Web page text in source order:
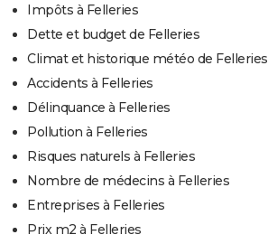
Impôts à Felleries
Dette et budget de Felleries
Climat et historique météo de Felleries
Accidents à Felleries
Délinquance à Felleries
Pollution à Felleries
Risques naturels à Felleries
Nombre de médecins à Felleries
Entreprises à Felleries
Prix m2 à Felleries